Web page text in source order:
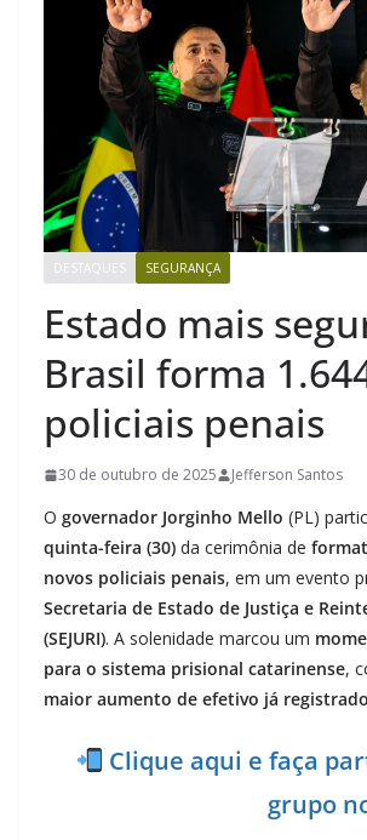
DESTAQUES SEGURANÇA
Estado mais
Brasil forma
policiais penais
30 de outubro de 2025 Jefferson Santos
O governador Jorginho Mello (PL)
quinta-feira (30) da cerimônia de
novos policiais penais, em um evento
Secretaria de Estado de Justiça e
(SEJURI). A solenidade marcou um
para o sistema prisional catarinense,
maior aumento de efetivo já
Clique aqui e faça
grupo